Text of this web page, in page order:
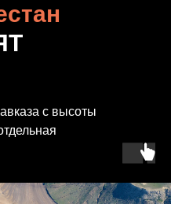
с высоты